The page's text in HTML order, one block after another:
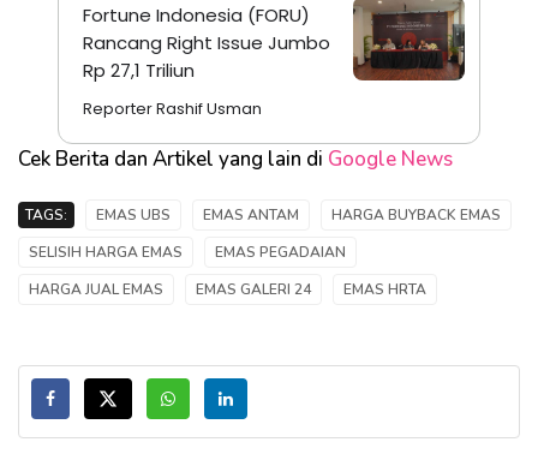
Fortune Indonesia (FORU)
Rancang Right Issue Jumbo
Rp 27,1 Triliun
Reporter Rashif Usman
Cek Berita dan Artikel yang lain di Google News
TAGS: EMAS UBS EMAS ANTAM
HARGA BUYBACK EMAS
SELISIH HARGA EMAS
EMAS PEGADAIAN
HARGA JUAL EMAS
EMAS GALERI 24 EMAS HRTA